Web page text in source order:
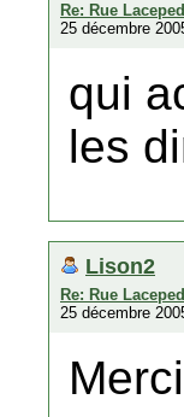
Re: Rue
25 décembre
qui
les
Lison2
Re: Rue
25 décembre